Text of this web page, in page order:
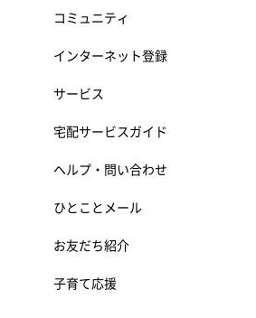
コミュニティ
インターネット登録
サービス
宅配サービスガイド
ヘルプ・問い合わせ
ひとことメール
お友だち紹介
子育て応援